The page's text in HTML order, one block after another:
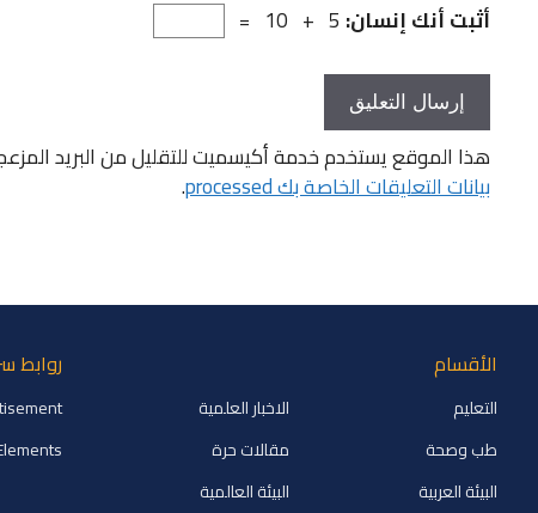
أثبت أنك إنسان: 5 + 10 =
هذا الموقع يستخدم خدمة أكيسميت للتقليل من البريد
بيانات التعليقات الخاصة بك processed .
الأقسام
التعليم
الاخبار العلمية
طب وصحة
مقالات حرة
البيئة العربية
البيئة العالمية
روابط